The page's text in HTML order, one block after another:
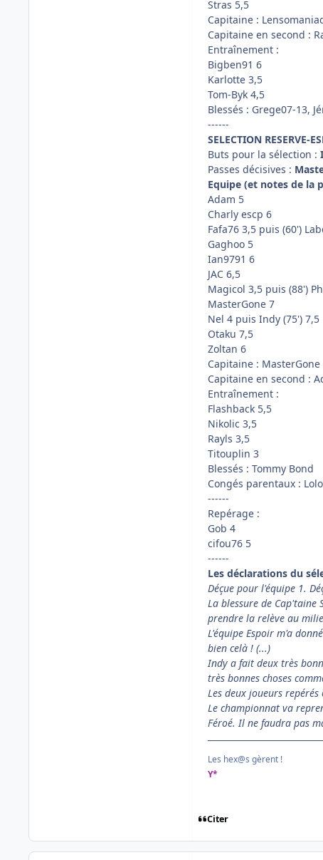
Stras 5,5
Capitaine :
Capitaine en second :
Entraînement :
Bigben91 6
Karlotte 3,5
Tom-Byk 4,5
Blessés : Grege07-13,
------
SELECTION
Buts pour la sélection :
Passes décisives :
Equipe (et notes de la
Adam 5
Charly escp 6
Fafa76 3,5 puis (60')
Gaghoo 5
Ian9791 6
JAC 6,5
Magicol 3,5 puis (88')
MasterGone 7
Nel 4 puis Indy (75') 7,5
Otaku 7,5
Zoltan 6
Capitaine : MasterGone
Capitaine en second :
Entraînement :
Flashback 5,5
Nikolic 3,5
Rayls 3,5
Titouplin 3
Blessés : Tommy Bond
Congés parentaux :
------
Repérage :
Gob 4
cifou76 5
------
Les déclarations du
Déçue pour l'équipe 1.
La blessure de
prendre la relève au
L'équipe Espoir m'a
bien celà ! (...)
Indy a fait deux très
très bonnes choses
Les deux joueurs
Le championnat va
Féroé. Il ne faudra pas
Les hex@s gèrent !
Y*
Citer